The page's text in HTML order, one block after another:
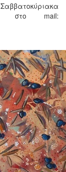
στο mail: